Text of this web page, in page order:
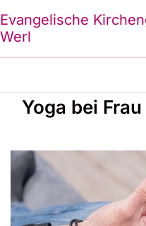
Evangelische
Werl
Yoga bei